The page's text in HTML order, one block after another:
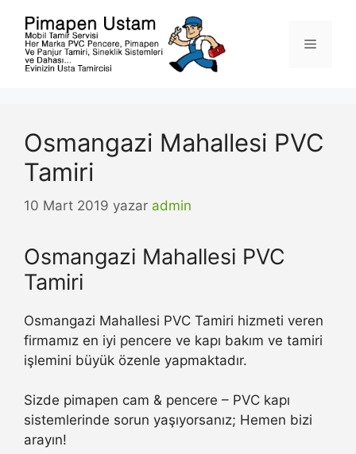
Menü
Osmangazi Mahallesi PVC
Tamiri
10 Mart 2019 yazar admin
Osmangazi Mahallesi PVC
Tamiri
Osmangazi Mahallesi PVC Tamiri hizmeti veren
firmamız en iyi pencere ve kapı bakım ve tamiri
işlemini büyük özenle yapmaktadır.
Sizde pimapen cam & pencere – PVC kapı
sistemlerinde sorun yaşıyorsanız; Hemen bizi
arayın!